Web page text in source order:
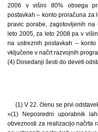
2006 v višini 80% obsega
postavkah – konto proračuna za
pravic porabe, zagotovljenih na
leto 2005, za leto 2008 pa v
na ustreznih postavkah –
vključene v načrt razvojnih
(4) Dosedanji šesti do deveti
(1) V 22. členu se prvi
»(1) Neposredni uporabnik
obveznosti za realizacijo načrta